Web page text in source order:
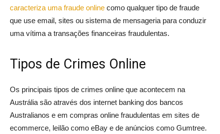
caracteriza uma fraude online como qualquer tipo de fraude
que use email, sites ou sistema de mensageria para conduzir
uma vítima a transações financeiras fraudulentas.
Tipos de Crimes Online
Os principais tipos de crimes online que acontecem na
Austrália são através dos internet banking dos bancos
Australianos e em compras online fraudulentas em sites de
ecommerce, leilão como eBay e de anúncios como Gumtree.